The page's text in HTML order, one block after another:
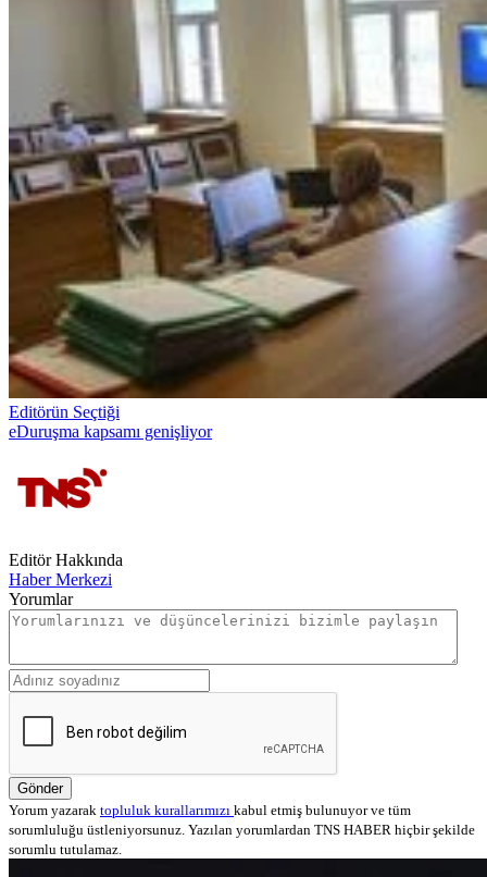
Editörün Seçtiği
eDuruşma kapsamı genişliyor
Editör Hakkında
Haber Merkezi
Yorumlar
Gönder
Yorum yazarak topluluk kurallarımızı kabul etmiş bulunuyor ve tüm
sorumluluğu üstleniyorsunuz. Yazılan yorumlardan TNS HABER hiçbir şekilde
sorumlu tutulamaz.